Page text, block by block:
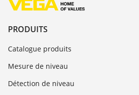
PRODUITS
Catalogue produits
Mesure de niveau
Détection de niveau